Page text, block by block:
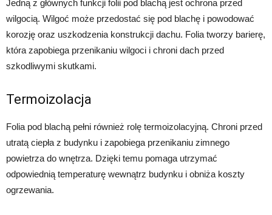
Jedną z głównych funkcji folii pod blachą jest ochrona przed
wilgocią. Wilgoć może przedostać się pod blachę i powodować
korozję oraz uszkodzenia konstrukcji dachu. Folia tworzy barierę,
która zapobiega przenikaniu wilgoci i chroni dach przed
szkodliwymi skutkami.
Termoizolacja
Folia pod blachą pełni również rolę termoizolacyjną. Chroni przed
utratą ciepła z budynku i zapobiega przenikaniu zimnego
powietrza do wnętrza. Dzięki temu pomaga utrzymać
odpowiednią temperaturę wewnątrz budynku i obniża koszty
ogrzewania.